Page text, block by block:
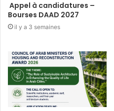
Appel à candidatures –
Bourses DAAD 2027
il y a 3 semaines